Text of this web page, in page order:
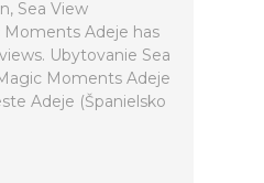
Sea View
Adeje has
Ubytovanie Sea
Moments Adeje
Adeje (Španielsko